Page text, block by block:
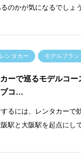
のかが気になるでしょ
レンタカー モデルプラン
ーで巡るモデルコ
ブコ…
るには、レンタカーで
駅と大阪駅を起点にし